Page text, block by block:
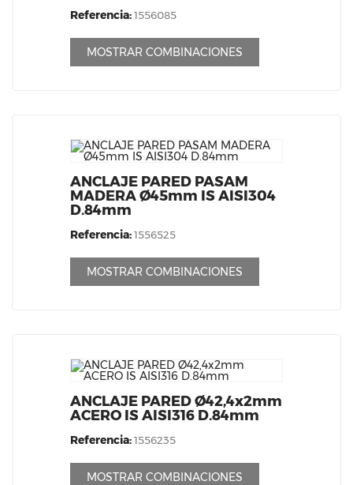
Referencia:1556085
MOSTRAR COMBINACIONES
ANCLAJE PARED PASAM
MADERA Ø45mm IS AISI304
D.84mm
Referencia:1556525
MOSTRAR COMBINACIONES
ANCLAJE PARED Ø42,4x2mm
ACERO IS AISI316 D.84mm
Referencia:1556235
MOSTRAR COMBINACIONES